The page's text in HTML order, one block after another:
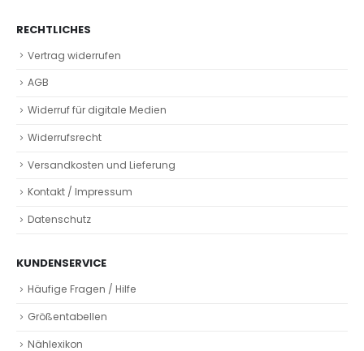
RECHTLICHES
Vertrag widerrufen
AGB
Widerruf für digitale Medien
Widerrufsrecht
Versandkosten und Lieferung
Kontakt / Impressum
Datenschutz
KUNDENSERVICE
Häufige Fragen / Hilfe
Größentabellen
Nählexikon